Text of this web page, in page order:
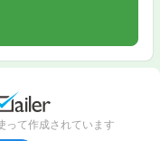
って作成されています